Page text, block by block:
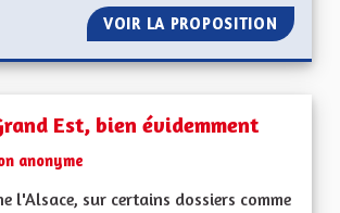
VOIR LA PROPOSITION
Est, bien évidemment
anonyme
l'Alsace, sur certains dossiers comme